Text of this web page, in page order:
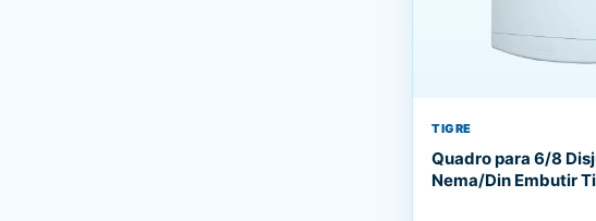
TIGRE
Quadro para 6/8
Nema/Din Embutir